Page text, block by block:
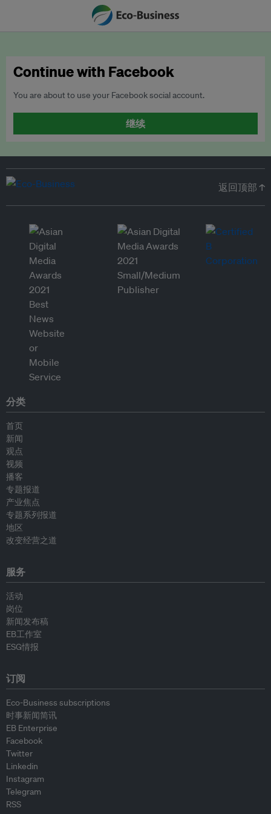
Continue with Facebook
You are about to use your Facebook social account.
继续
返回顶部 ↑
分类
首页
新闻
观点
视频
播客
专题报道
产业焦点
专题系列报道
地区
改变经营之道
服务
活动
岗位
新闻发布稿
EB工作室
ESG情报
订阅
Eco-Business subscriptions
时事新闻简讯
EB Enterprise
Facebook
Twitter
Linkedin
Instagram
Telegram
RSS